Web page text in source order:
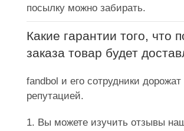
посылку можно забирать.
Какие гарантии того, что
заказа товар будет
fandbol и его сотрудники дорожат
репутацией.
1. Вы можете изучить отзывы